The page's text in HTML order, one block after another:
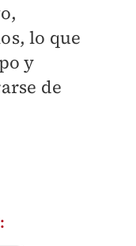
lo que
y
de